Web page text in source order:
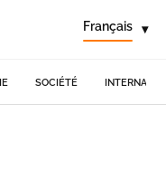
Français ▾
SOCIÉTÉ